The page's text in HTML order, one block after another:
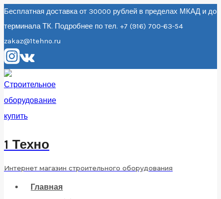
Перейти
к
содержанию
Бесплатная доставка от 30000 рублей в пределах МКАД и до
терминала ТК. Подробнее по тел. +7 (916) 700-63-54
zakaz@1tehno.ru
1 Техно
Интернет магазин строительного оборудования
Главная